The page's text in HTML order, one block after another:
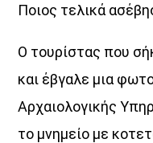
Γιατί εδώ, τίποτα δεν
στον Aegean Voice
Η σάτιρα… στα
Ποιος τελικά
Ο τουρίστας που
και έβγαλε μια
Αρχαιολογικής
το μνημείο με